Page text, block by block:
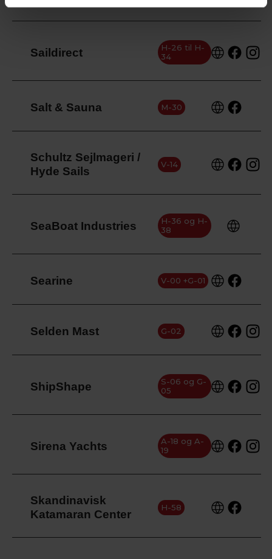
Saildirect
H-26 til H-
34
Salt & Sauna M-30
Schultz Sejlmageri /
Hyde Sails
V-14
SeaBoat Industries
H-36 og H-
38
Searine V-00 +G-01
Selden Mast G-02
ShipShape
S-06 og G-
05
Sirena Yachts
A-18 og A-
19
Skandinavisk
Katamaran Center
H-58